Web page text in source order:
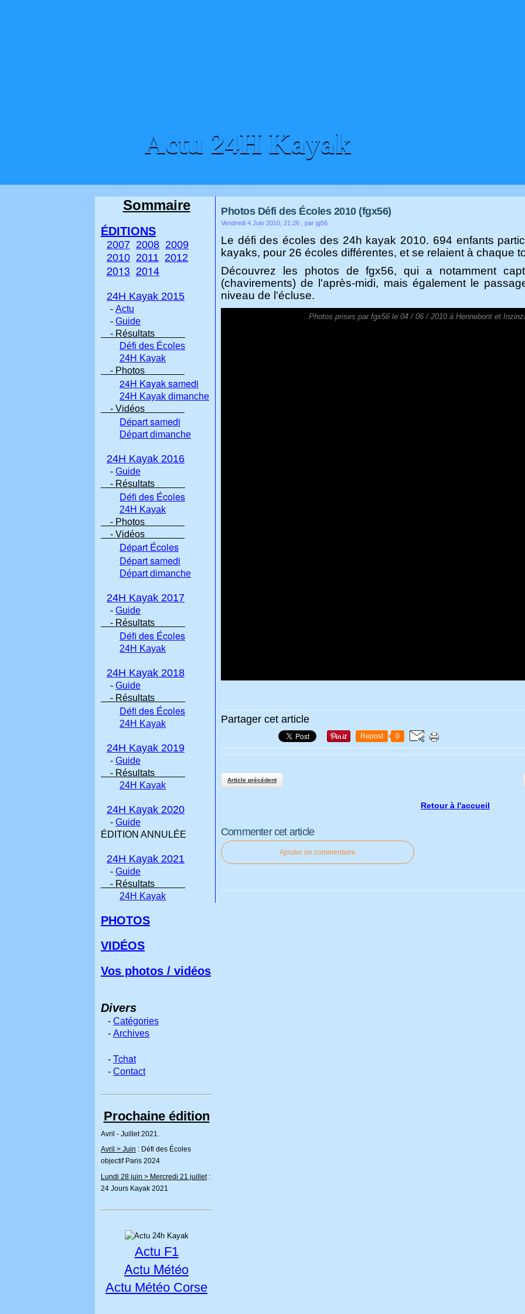
Actu 24H Kayak
Photos Défi des Écoles 2010 (fgx56)
Vendredi 4 Juin 2010, 21:26 , par jg56
Le défi des écoles des 24h kayak 2010. 694 enfants
kayaks, pour 26 écoles différentes, et se relaient à chaque
Découvrez les photos de fgx56, qui a notamment
(chavirements) de l'après-midi, mais également le
niveau de l'écluse.
Photos prises par fgx56 le 04 / 06 / 2010 à Hennebont et
Partager cet article
Repost 0
Article précédent
Retour à l'accueil
Commenter cet article
Ajouter un commentaire
Sommaire
ÉDITIONS
2007 2008 2009
2010 2011 2012
2013 2014
24H Kayak 2015
- Actu
- Guide
- Résultats
Défi des Écoles
24H Kayak
- Photos
24H Kayak samedi
24H Kayak dimanche
- Vidéos
Départ samedi
Départ dimanche
24H Kayak 2016
- Guide
- Résultats
Défi des Écoles
24H Kayak
- Photos
- Vidéos
Départ Écoles
Départ samedi
Départ dimanche
24H Kayak 2017
- Guide
- Résultats
Défi des Écoles
24H Kayak
24H Kayak 2018
- Guide
- Résultats
Défi des Écoles
24H Kayak
24H Kayak 2019
- Guide
- Résultats
24H Kayak
24H Kayak 2020
- Guide
ÉDITION ANNULÉE
24H Kayak 2021
- Guide
- Résultats
24H Kayak
PHOTOS
VIDÉOS
Vos photos / vidéos
Divers
- Catégories
- Archives
- Tchat
- Contact
Prochaine édition
Avril - Juillet 2021.
Avril > Juin : Défi des Écoles
objectif Paris 2024
Lundi 28 juin > Mercredi 21 juillet:
24 Jours Kayak 2021
Actu F1
Actu Météo
Actu Météo Corse